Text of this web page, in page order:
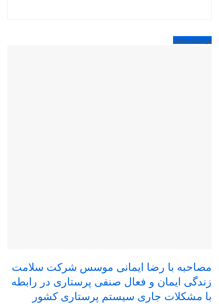
نوشته‌ی بعدی
مصاحبه با رضا ایمانی موسس شرکت سلامت
زندگی ایمان و فعال صنفی پرستاری در رابطه
با مشکلات جاری سیستم پرستاری کشور